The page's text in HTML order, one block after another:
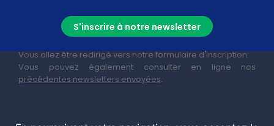
S'inscrire à notre newsletter
Vous allez être redirigé vers notre formulaire d'inscription.
Vous pouvez également consulter en ligne nos
précédentes newsletters envoyées.